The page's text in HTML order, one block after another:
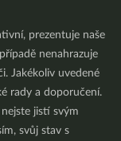
prezentuje naše
nenahrazuje
Jakékoliv uvedené
rady a doporučení.
jistí svým
svůj stav s